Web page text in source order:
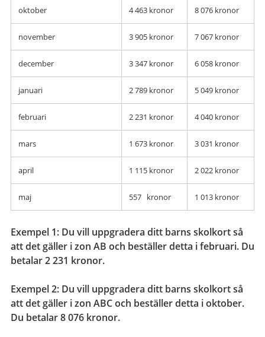
oktober 4 463 kronor 8 076 kronor
november 3 905 kronor 7 067 kronor
december 3 347 kronor 6 058 kronor
januari 2 789 kronor 5 049 kronor
februari 2 231 kronor 4 040 kronor
mars 1 673 kronor 3 031 kronor
april 1 115 kronor 2 022 kronor
maj 557 kronor 1 013 kronor
Exempel 1: Du vill uppgradera ditt barns skolkort så
att det gäller i zon AB och beställer detta i februari. Du
betalar 2 231 kronor.
Exempel 2: Du vill uppgradera ditt barns skolkort så
att det gäller i zon ABC och beställer detta i oktober.
Du betalar 8 076 kronor.